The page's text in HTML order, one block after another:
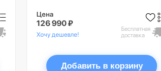
Цена
126 990 ₽
Хочу дешевле!
Бесплатная
доставка
Добавить в корзину